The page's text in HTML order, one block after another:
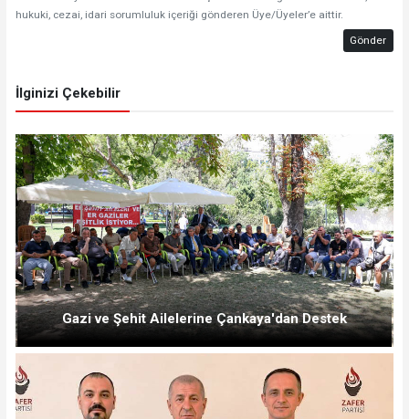
hukuki, cezai, idari sorumluluk içeriği gönderen Üye/Üyeler’e aittir.
Gönder
İlginizi Çekebilir
Gazi ve Şehit Ailelerine Çankaya'dan Destek